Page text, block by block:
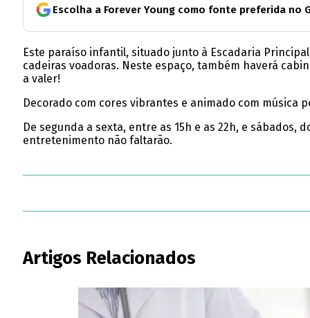
Escolha a Forever Young como fonte preferida no
Este paraíso infantil, situado junto à Escadaria
cadeiras voadoras. Neste espaço, também haverá
a valer!
Decorado com cores vibrantes e animado com música
De segunda a sexta, entre as 15h e as 22h, e
entretenimento não faltarão.
Artigos Relacionados